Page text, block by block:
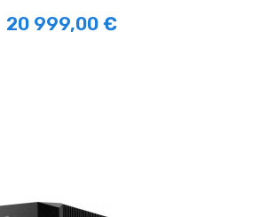
20 999,00 €